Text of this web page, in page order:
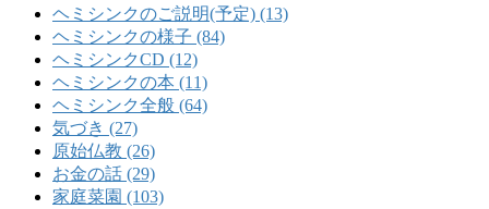
ヘミシンクのご説明(予定) (13)
ヘミシンクの様子 (84)
ヘミシンクCD (12)
ヘミシンクの本 (11)
ヘミシンク全般 (64)
気づき (27)
原始仏教 (26)
お金の話 (29)
家庭菜園 (103)